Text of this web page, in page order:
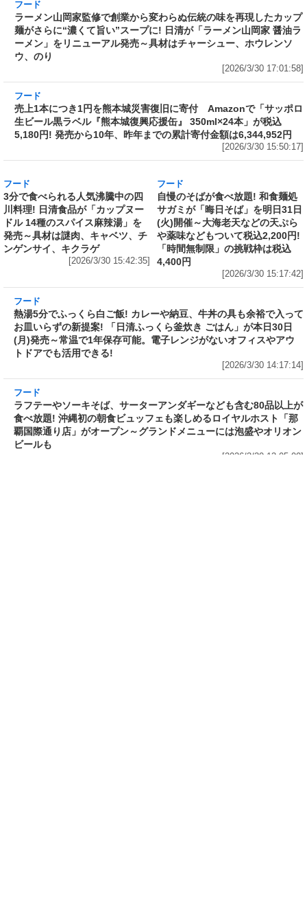
フード
ラーメン山岡家監修で創業から変わらぬ伝統の
ープに! 日清が「ラーメン山岡家 醤油ラーメ
ン」をリニューアル発売～具材はチャーシュ
[2026/3/30 17:01:58]
フード
売上1本につき1円を熊本城災害復旧に寄付
Amazonで「サッポロ生ビール黒ラベル『熊本
発売から10年、昨年までの累計寄付金額は
6,344,952円
[2026/3/30 15:50:17]
フード
3分で食べられる人気沸騰中の四
川料理! 日清食品が「カップヌー
発売～具材は謎肉、キャベツ、チ
ンゲンサイ、キクラゲ
[2026/3/30 15:42:35]
フード
自慢のそばが食べ放題! 和食麺処
(火)開催～大海老天などの天ぷら
や薬味などもついて税込2,200円!
4,400円
[2026/3/30 15:17:42]
熱湯5分でふっくら白ご飯! カレーや納豆、牛丼